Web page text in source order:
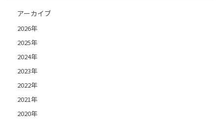
アーカイブ
2026年
2025年
2024年
2023年
2022年
2021年
2020年